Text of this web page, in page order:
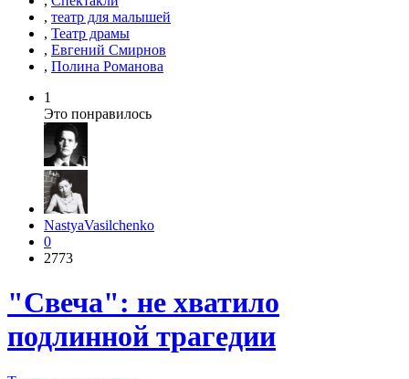
, театр для малышей
, Театр драмы
, Евгений Смирнов
, Полина Романова
1
Это понравилось
NastyaVasilchenko
0
2773
"Свеча": не хватило
подлинной трагедии